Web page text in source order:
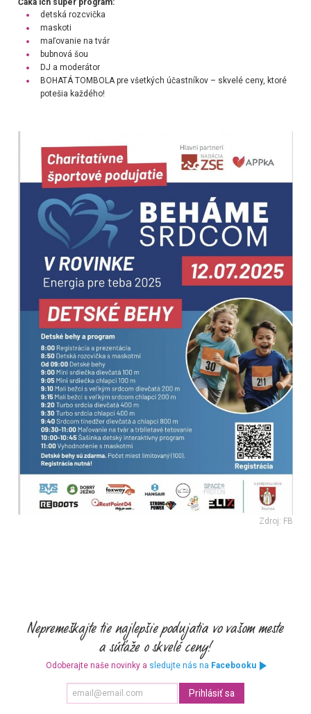
Čaká ich super program:
detská rozcvička
maskoti
maľovanie na tvár
bubnová šou
DJ a moderátor
BOHATÁ TOMBOLA pre všetkých účastníkov – skvelé ceny, ktoré
potešia každého!
Zdroj: FB
Odoberajte naše novinky a sledujte nás na Facebooku